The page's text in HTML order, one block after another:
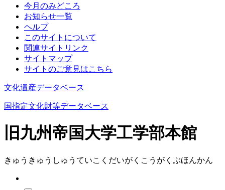
今月のみどころ
お知らせ一覧
ヘルプ
このサイトについて
関連サイトリンク
サイトマップ
サイトのご意見はこちら
文化遺産データベース
国指定文化財等データベース
旧九州帝国大学工学部本館
きゅうきゅうしゅうていこくだいがくこうがくぶほんかん